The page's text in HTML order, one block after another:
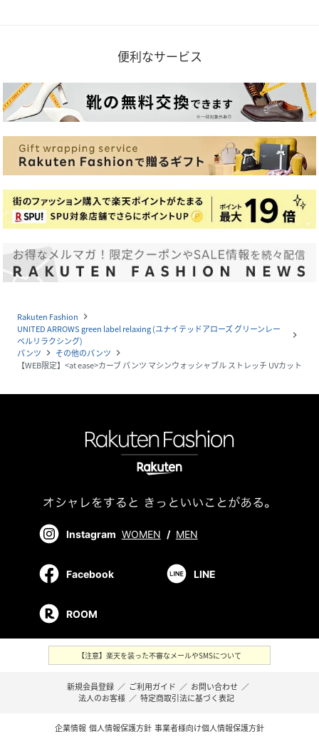
便利なサービス
Rakuten Fashion navigate_next
UNITED ARROWS green label relaxing (ユナイテッドアローズ グリーンレー
ベルリラクシング)
navigate_next
パンツ navigate_next その他のパンツ navigate_next
【WEB限定】<at ease>カーブ パンツ マシンウォッシャブル ストレッチ UVカット
Instagram WOMEN / MEN
Facebook LINE
ROOM
【注意】楽天を装った不審なメールやSMSについて
新規会員登録 ／ ご利用ガイド ／ お問い合わせ ／
法人のお客様 ／ 特定商取引法に基づく表記
企業情報 個人情報保護方針 事業者様向け個人情報保護方針